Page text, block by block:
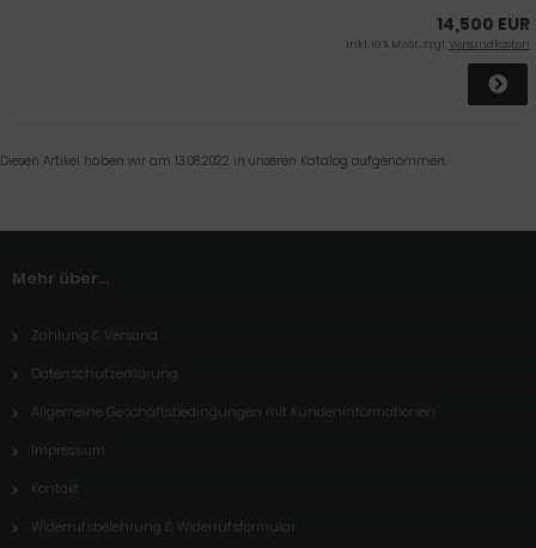
14,500 EUR
inkl. 19 % MwSt. zzgl.Versandkosten
Diesen Artikel haben wir am 13.08.2022 in unseren Katalog aufgenommen.
Mehr über...
Zahlung & Versand
Datenschutzerklärung
Allgemeine Geschäftsbedingungen mit Kundeninformationen
Impressum
Kontakt
Widerrufsbelehrung & Widerrufsformular